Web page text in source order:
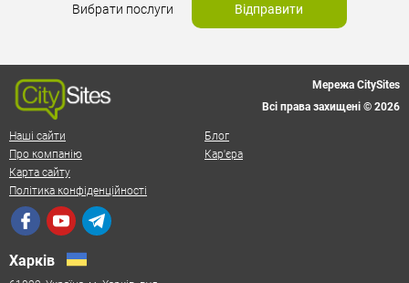
Вибрати послуги Відправити
Мережа CitySites
Всі права захищені © 2026
Наші сайти
Блог
Про компанію
Кар'єра
Карта сайту
Політика конфіденційності
Харків